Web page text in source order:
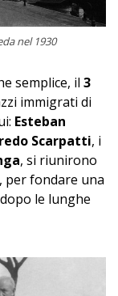
nel 1930
semplice, il 3
immigrati di
Esteban
Scarpatti, i
, si riunirono
per fondare una
le lunghe